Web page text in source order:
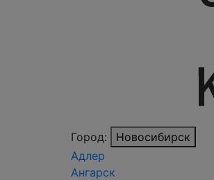
Город:
Новосибирск
Адлер
Ангарск